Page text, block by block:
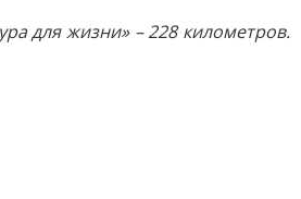
для жизни» – 228 километров.